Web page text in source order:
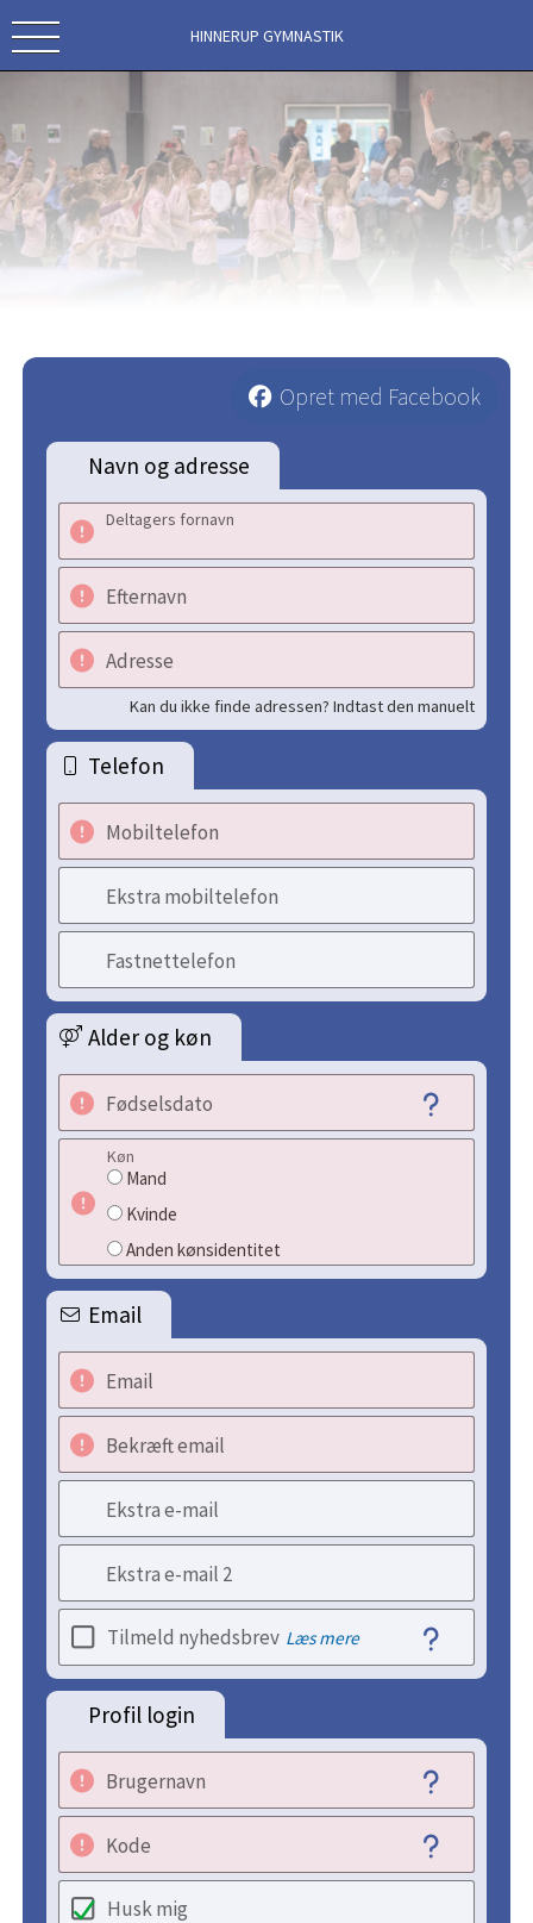
HINNERUP GYMNASTIK
Opret med Facebook
Navn og adresse
Deltagers fornavn
Efternavn
Adresse
Kan du ikke finde adressen? Indtast den manuelt
Telefon
Mobiltelefon
Ekstra mobiltelefon
Fastnettelefon
Alder og køn
Fødselsdato
Køn
Mand
Kvinde
Anden kønsidentitet
Email
Email
Bekræft email
Ekstra e-mail
Ekstra e-mail 2
Tilmeld nyhedsbrev Læs mere
Profil login
Brugernavn
Kode
Husk mig